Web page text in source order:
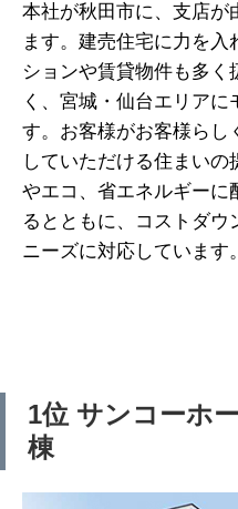
本社が秋田市に、支店が
ます。建売住宅に力を
ションや賃貸物件も多
く、宮城・仙台エリアに
す。お客様がお客様らし
していただける住まい
やエコ、省エネルギーに
るとともに、コストダ
ニーズに対応しています。
1位 サンコーホ
棟